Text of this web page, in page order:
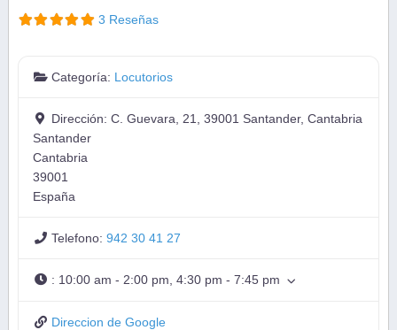
3 Reseñas
Categoría: Locutorios
Dirección:C. Guevara, 21, 39001 Santander, Cantabria
Santander
Cantabria
39001
España
Telefono:942 30 41 27
: 10:00 am - 2:00 pm, 4:30 pm - 7:45 pm
Direccion de Google